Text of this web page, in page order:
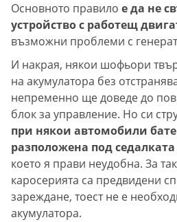
Основното правило е да не
устройство с работещ
възможни проблеми с
И накрая, някои шофьори
на акумулатора без
непременно ще доведе до
блок за управление. Но си
при някои автомобили
разположена под
което я прави неудобна. За
каросерията са предвидени
зареждане, тоест не е
акумулатора.